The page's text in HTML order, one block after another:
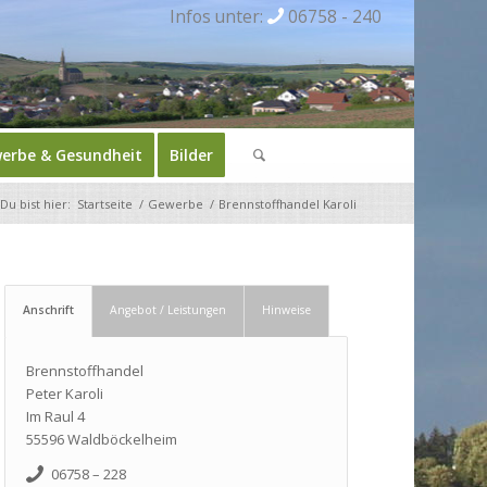
Infos unter: 06758 - 240
& Gesundheit Bilder
Du bist hier: Startseite / Gewerbe / Brennstoffhandel Karoli
Anschrift Angebot / Leistungen Hinweise
Brennstoffhandel
Peter Karoli
Im Raul 4
55596 Waldböckelheim
06758 – 228